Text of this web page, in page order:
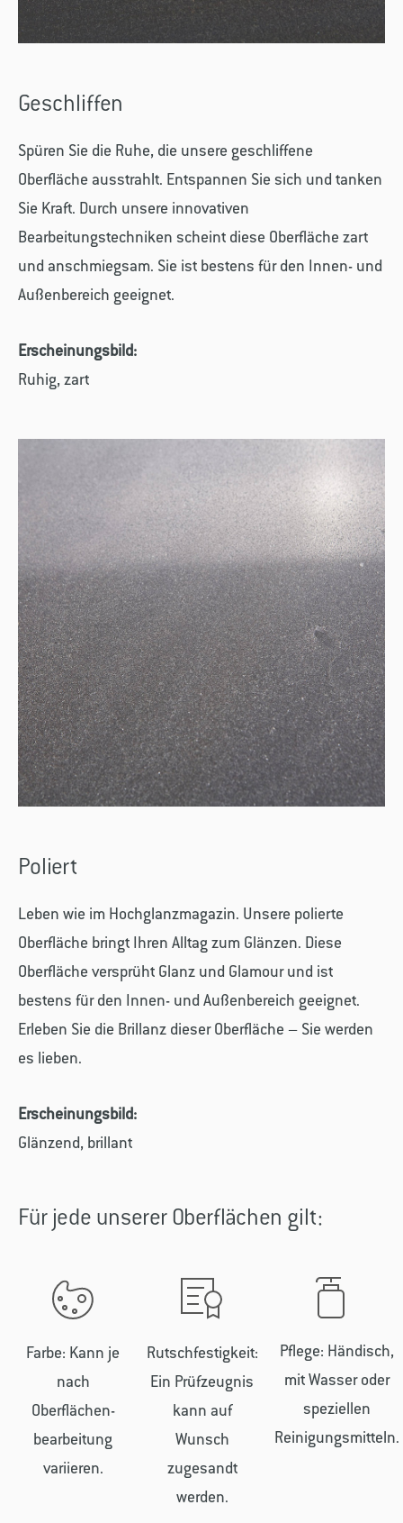
Geschliffen
Spüren Sie die Ruhe, die unsere geschliffene
Oberfläche ausstrahlt. Entspannen Sie sich und tanken
Sie Kraft. Durch unsere innovativen
Bearbeitungstechniken scheint diese Oberfläche zart
und anschmiegsam. Sie ist bestens für den Innen- und
Außenbereich geeignet.
Erscheinungsbild:
Ruhig, zart
Poliert
Leben wie im Hochglanzmagazin. Unsere polierte
Oberfläche bringt Ihren Alltag zum Glänzen. Diese
Oberfläche versprüht Glanz und Glamour und ist
bestens für den Innen- und Außenbereich geeignet.
Erleben Sie die Brillanz dieser Oberfläche – Sie werden
es lieben.
Erscheinungsbild:
Glänzend, brillant
Für jede unserer Oberflächen gilt:
Farbe: Kann je
nach
Oberflächen­
bearbeitung
variieren.
Rutschfestigkeit:
Ein Prüfzeugnis
kann auf
Wunsch
zugesandt
werden.
Pflege: Händisch,
mit Wasser oder
speziellen
Reinigungsmitteln.